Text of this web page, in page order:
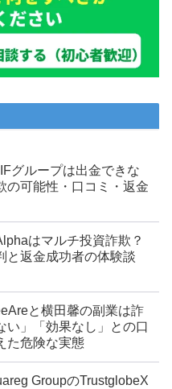
グループは出金できな
の可能性・口コミ・返金
はマルチ投資詐欺？
と返金成功者の体験談
と横田馨の副業は詐
い」「効果なし」との口
た危険な実態
GroupのTrustglobeX